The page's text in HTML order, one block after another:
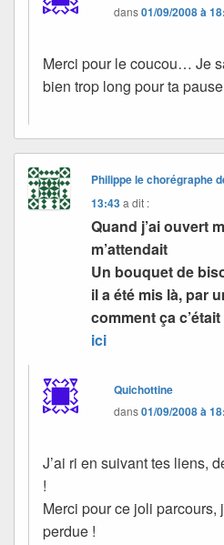
dans01/09/2008 à
Merci pour le coucou… Je
bien trop long pour ta
Philippe le chorégraphe
13:43 a dit :
Quand j’ai ouvert
m’attendait
Un bouquet de
il a été mis là, par
comment ça
ici
Quichottine
dans01/09/2008 à
J’ai ri en suivant tes liens,
!
Merci pour ce joli parcours,
perdue !